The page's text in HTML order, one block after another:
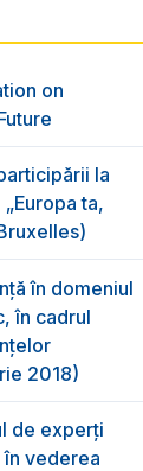
on
la
ta,
în domeniul
în cadrul
2018)
de experți
în vederea